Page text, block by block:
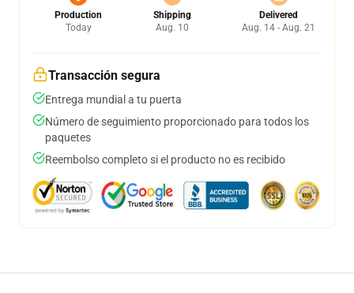
Production
Today
Shipping
Aug. 10
Delivered
Aug. 14 - Aug. 21
Transacción segura
Entrega mundial a tu puerta
Número de seguimiento proporcionado para todos los
paquetes
Reembolso completo si el producto no es recibido